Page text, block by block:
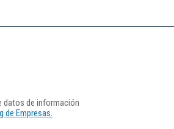
datos de información
Empresas.